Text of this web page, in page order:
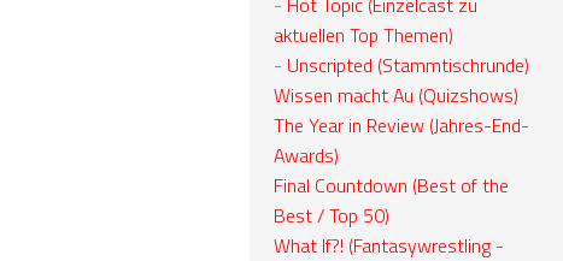
aktuellen Top Themen)
- Unscripted (Stammtischrunde)
Wissen macht Au (Quizshows)
The Year in Review (Jahres-End-
Awards)
Final Countdown (Best of the
Best / Top 50)
What If?! (Fantasywrestling -